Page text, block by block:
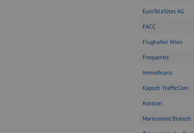
EuroTeleSites AG
FACC
Flughafen Wien
Frequentis
Immofinanz
Kapsch TrafficCom
Kontron
Marinomed Biotech